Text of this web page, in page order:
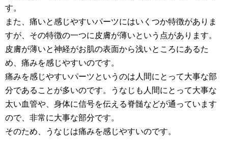
す。
また、痛いと感じやすいパーツにはいくつか特徴がありま
すが、その特徴の一つに皮膚が薄いという点があります。
皮膚が薄いと神経がお肌の表面から浅いところにあるた
め、痛みを感じやすいのです。
痛みを感じやすいパーツというのは人間にとって大事な部
分であることが多いのです。うなじも人間にとって大事な
太い血管や、身体に信号を伝える脊髄などが通っています
ので、非常に大事な部分です。
そのため、うなじは痛みを感じやすいのです。